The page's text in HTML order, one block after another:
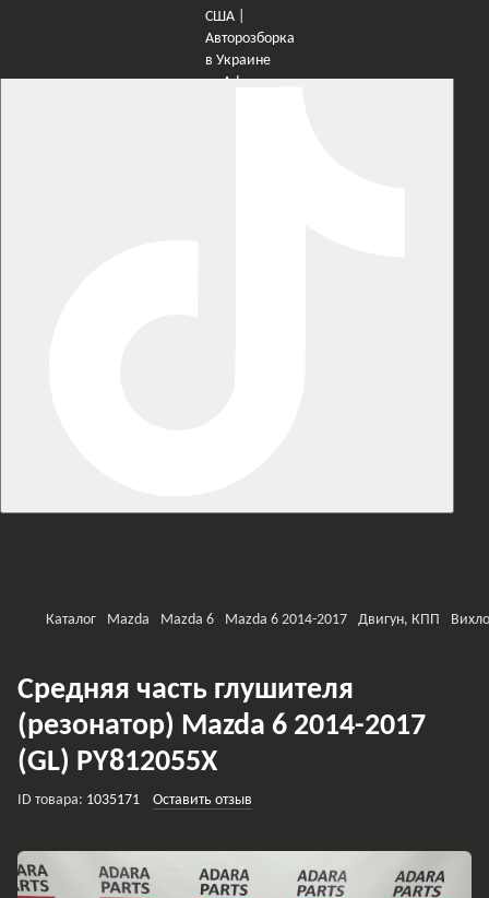
Каталог Mazda Mazda 6 Mazda 6 2014-2017 Двигун, КПП
Средняя часть глушителя
(резонатор) Mazda 6 2014-2017
(GL) PY812055X
ID товара: 1035171 Оставить отзыв